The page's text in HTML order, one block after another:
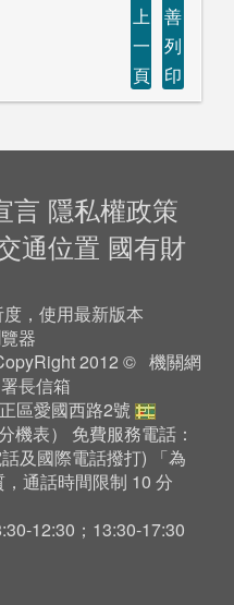
上
一
頁
善
列
印
言 隱私權政策
通位置 國有財
，使用最新版本
器
2012 © 機關網
署長信箱
區愛國西路2號
機表） 免費服務電話：
及國際電話撥打) 「為
通話時間限制 10 分
12:30；13:30-17:30